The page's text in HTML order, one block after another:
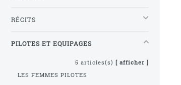
RÉCITS
PILOTES ET EQUIPAGES
5 articles(s) [ afficher ]
LES FEMMES PILOTES